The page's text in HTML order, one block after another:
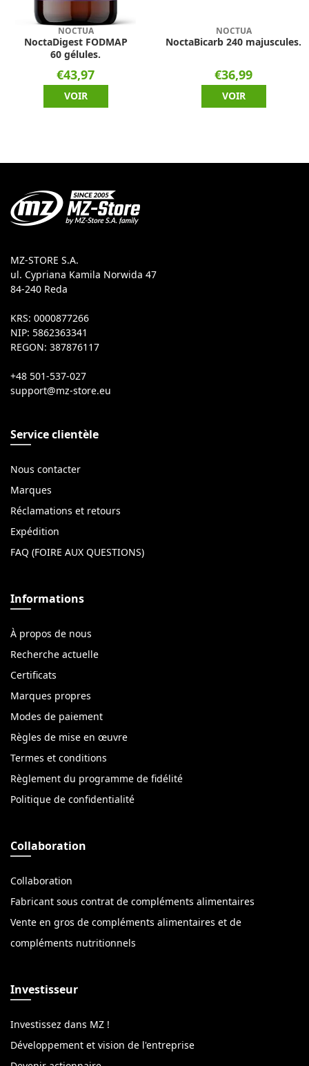
NOCTUA
NoctaDigest FODMAP
60 gélules.
€43,97
VOIR
NOCTUA
NoctaBicarb 240 majuscules.
€36,99
VOIR
MZ-STORE S.A.
ul. Cypriana Kamila Norwida 47
84-240 Reda
KRS: 0000877266
NIP: 5862363341
REGON: 387876117
+48 501-537-027
Service clientèle
Nous contacter
Marques
Réclamations et retours
Expédition
FAQ (FOIRE AUX QUESTIONS)
Informations
À propos de nous
Recherche actuelle
Certificats
Marques propres
Modes de paiement
Règles de mise en œuvre
Termes et conditions
Règlement du programme de fidélité
Politique de confidentialité
Collaboration
Collaboration
Fabricant sous contrat de compléments alimentaires
Vente en gros de compléments alimentaires et de
compléments nutritionnels
Investisseur
Investissez dans MZ !
Développement et vision de l'entreprise